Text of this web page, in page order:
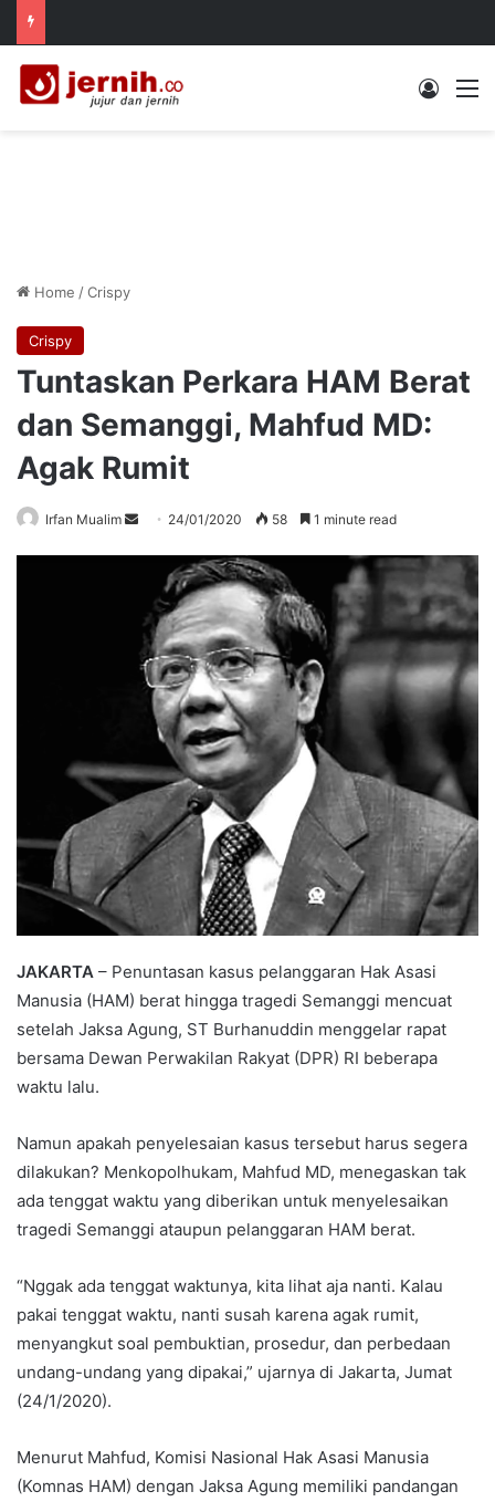
Log In
Home /Crispy
Crispy
Tuntaskan Perkara HAM Berat
dan Semanggi, Mahfud MD:
Agak Rumit
Irfan Mualim
Send
email
24/01/2020 58 1 minute read
JAKARTA – Penuntasan kasus pelanggaran Hak Asasi
Manusia (HAM) berat hingga tragedi Semanggi mencuat
setelah Jaksa Agung, ST Burhanuddin menggelar rapat
bersama Dewan Perwakilan Rakyat (DPR) RI beberapa
waktu lalu.
Namun apakah penyelesaian kasus tersebut harus segera
dilakukan? Menkopolhukam, Mahfud MD, menegaskan tak
ada tenggat waktu yang diberikan untuk menyelesaikan
tragedi Semanggi ataupun pelanggaran HAM berat.
“Nggak ada tenggat waktunya, kita lihat aja nanti. Kalau
pakai tenggat waktu, nanti susah karena agak rumit,
menyangkut soal pembuktian, prosedur, dan perbedaan
undang-undang yang dipakai,” ujarnya di Jakarta, Jumat
(24/1/2020).
Menurut Mahfud, Komisi Nasional Hak Asasi Manusia
(Komnas HAM) dengan Jaksa Agung memiliki pandangan